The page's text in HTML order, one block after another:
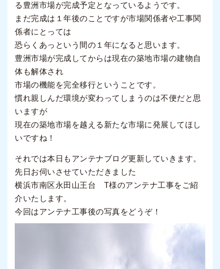
る豊洲市場が完成予定となっているようです。
まだ完成は１年後のことですが市場関係者や工事関
係者にとっては
恐らくあっという間の１年になると思います。
豊洲市場が完成してからは現在の築地市場の建物自
体も解体され
市場の機能を完全移行ということです。
慣れ親しんだ環境が変わってしまうのは不便だと思
いますが
現在の築地市場を越える新たな市場に発展してほし
いですね！
それでは本日もアンテナブログ更新していきます。
先日お伺いさせていただきました
横浜市南区永田山王台 T様のアンテナ工事をご紹
介いたします。
今回はアンテナ工事後の写真をどうぞ！